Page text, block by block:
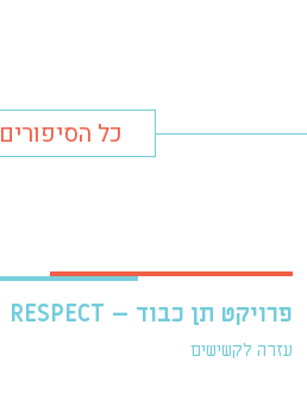
כל הסיפורים
פרויקט תן כבוד – RESPECT
עזרה לקשישים